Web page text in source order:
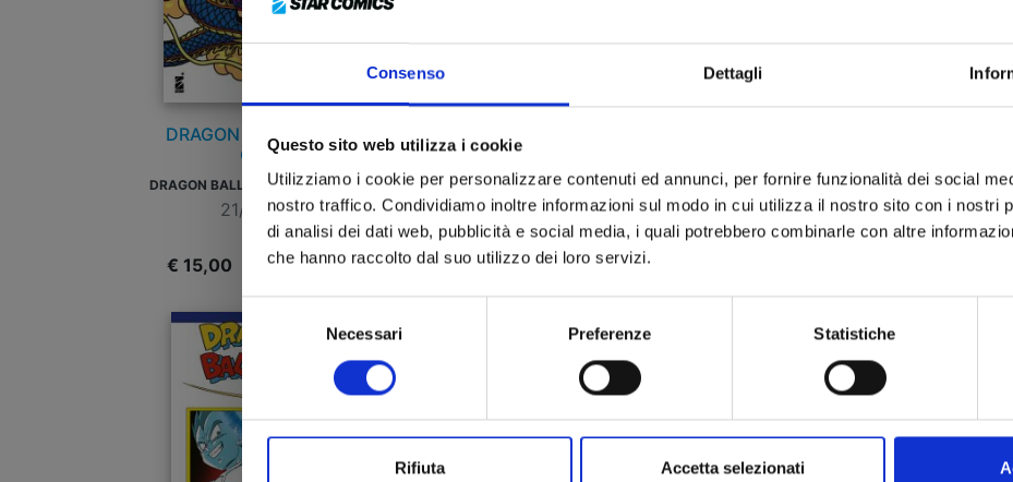
Consenso Dettagli
Questo sito web utilizza i cookie
Utilizziamo i cookie per personalizzare contenuti ed annunci, per fornire funzionalità dei social
nostro traffico. Condividiamo inoltre informazioni sul modo in cui utilizza il nostro sito con i nostri
di analisi dei dati web, pubblicità e social media, i quali potrebbero combinarle con altre
che hanno raccolto dal suo utilizzo dei loro servizi.
Selezione
del
consenso
Necessari Preferenze Statistiche
Rifiuta Accetta selezionati
DRAGON BALL OFFICIAL
GUIDE
D
RAGON BALL LANDMARK ULTIMATE EDITION
21/10/2025
€ 15,00
SUPER DRAGON BALL
HEROES - ULTRA GOD
MISSION!!!! n. 4
21/10/2025
€ 5,50
14/10/2025